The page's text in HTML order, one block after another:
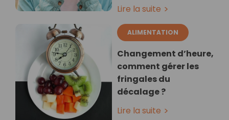
Lire la suite
ALIMENTATION
Changement d’heure,
comment gérer les
fringales du
décalage ?
Lire la suite